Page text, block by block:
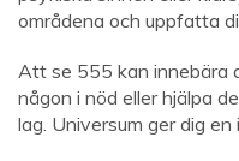
områdena och uppfatta
Att se 555 kan innebära
någon i nöd eller hjälpa
lag. Universum ger dig